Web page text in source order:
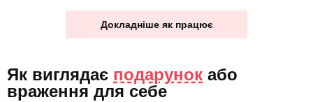
Докладніше як працює
Як виглядає подарунок або
враження для себе